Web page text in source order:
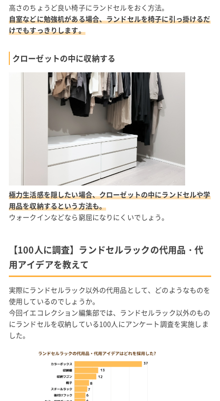
高さのちょうど良い椅子にランドセルをおく方法。
自室などに勉強机がある場合、ランドセルを椅子に引っ掛けるだ
けでもすっきりします。
クローゼットの中に収納する
極力生活感を隠したい場合、クローゼットの中にランドセルや学
用品を収納するという方法も。
ウォークインなどなら窮屈になりにくいでしょう。
【100人に調査】ランドセルラックの代用品・代
用アイデアを教えて
実際にランドセルラック以外の代用品として、どのようなものを
使用しているのでしょうか。
今回イエコレクション編集部では、ランドセルラック以外のもの
にランドセルを収納している100人にアンケート調査を実施しま
した。